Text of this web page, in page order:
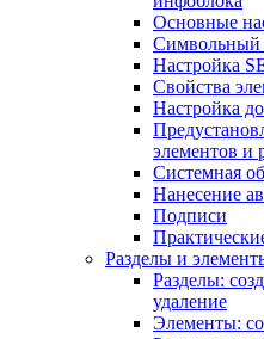
Основные
Символьный
Настройка
Свойства
Настройка
элементов и
Системная
Нанесение
Подписи
Разделы и
Разделы:
удаление
Элементы: